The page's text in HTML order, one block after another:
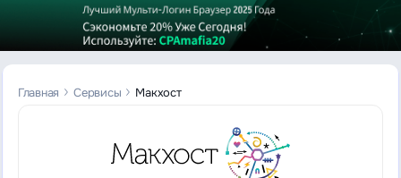
Главная Сервисы Макхост